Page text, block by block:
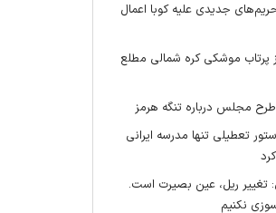
جدیدی علیه کوبا اعمال
پرتاب موشکی کره شمالی مطلع
مجلس درباره تنگه هرمز
تعطیلی تنها مدرسه ایرانی
تغییر ریل، عین بصیرت است.
نکنیم